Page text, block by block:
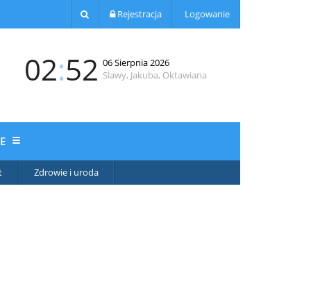
Rejestracja Logowanie
02:52 06 Sierpnia 2026
Slawy, Jakuba, Oktawiana
Zdrowie i uroda